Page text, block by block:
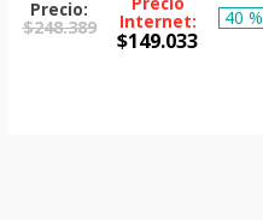
$248.389
$149.033
40 %